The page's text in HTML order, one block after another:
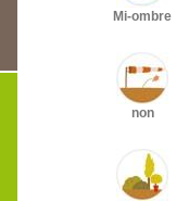
Mi-ombre
non